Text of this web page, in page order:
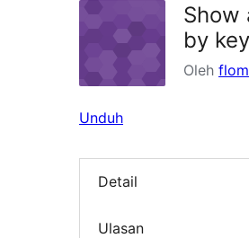
Show
by
Oleh
Unduh
Detail
Ulasan